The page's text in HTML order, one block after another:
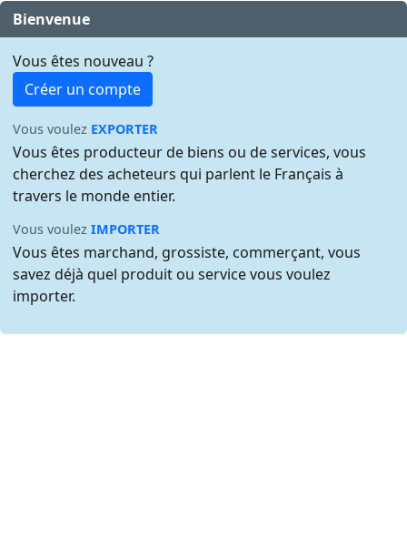
Bienvenue
Vous êtes nouveau ?
Créer un compte
Vous voulez EXPORTER
Vous êtes producteur de biens ou de services, vous
cherchez des acheteurs qui parlent le Français à
travers le monde entier.
Vous voulezIMPORTER
Vous êtes marchand, grossiste, commerçant, vous
savez déjà quel produit ou service vous voulez
importer.